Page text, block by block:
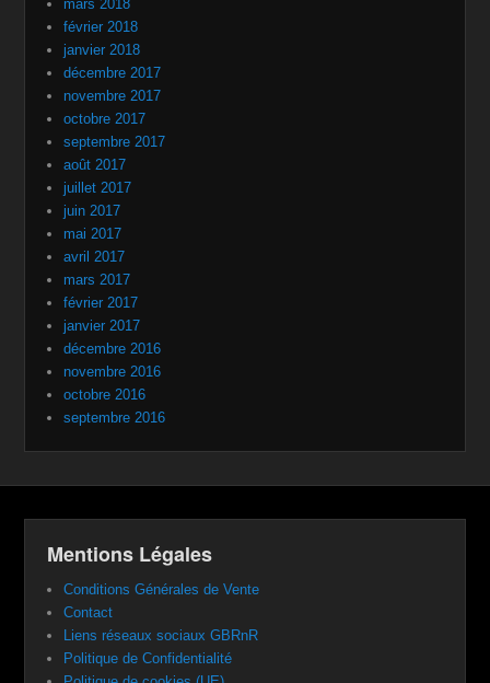
mars 2018
février 2018
janvier 2018
décembre 2017
novembre 2017
octobre 2017
septembre 2017
août 2017
juillet 2017
juin 2017
mai 2017
avril 2017
mars 2017
février 2017
janvier 2017
décembre 2016
novembre 2016
octobre 2016
septembre 2016
Mentions Légales
Conditions Générales de Vente
Contact
Liens réseaux sociaux GBRnR
Politique de Confidentialité